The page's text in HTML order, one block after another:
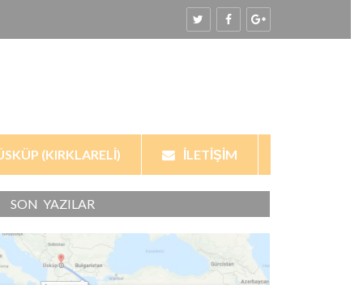
(KIRKLARELI) İLETIŞIM
SON YAZILAR